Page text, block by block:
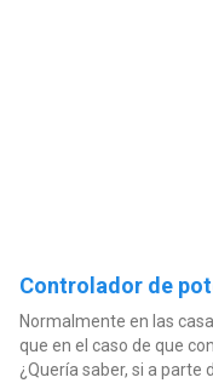
Controlador de
Normalmente en las
que en el caso de que
¿Quería saber, si a parte